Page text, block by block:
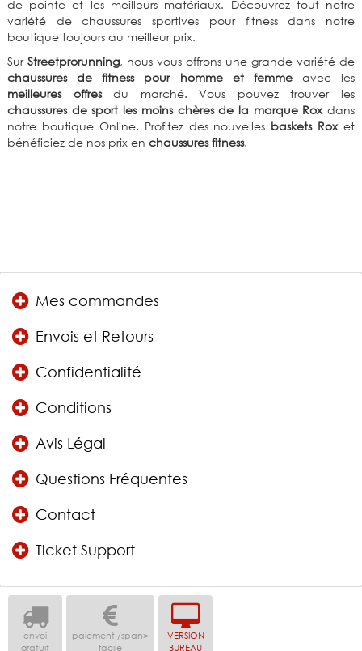
de pointe et les meilleurs matériaux. Découvrez tout notre
variété de chaussures sportives pour fitness dans notre
boutique toujours au meilleur prix.
Sur Streetprorunning, nous vous offrons une grande variété de
chaussures de fitness pour homme et femmeavec les
meilleures offresdu marché. Vous pouvez trouver les
chaussures de sport les moins chères de la marque Roxdans
notre boutique Online. Profitez des nouvelles baskets Roxet
bénéficiez de nos prix en chaussures fitness.
Mes commandes
Envois et Retours
Confidentialité
Conditions
Avis Légal
Questions Fréquentes
Contact
Ticket Support
envoi
gratuit
paiement /span>
facile
VERSION
BUREAU